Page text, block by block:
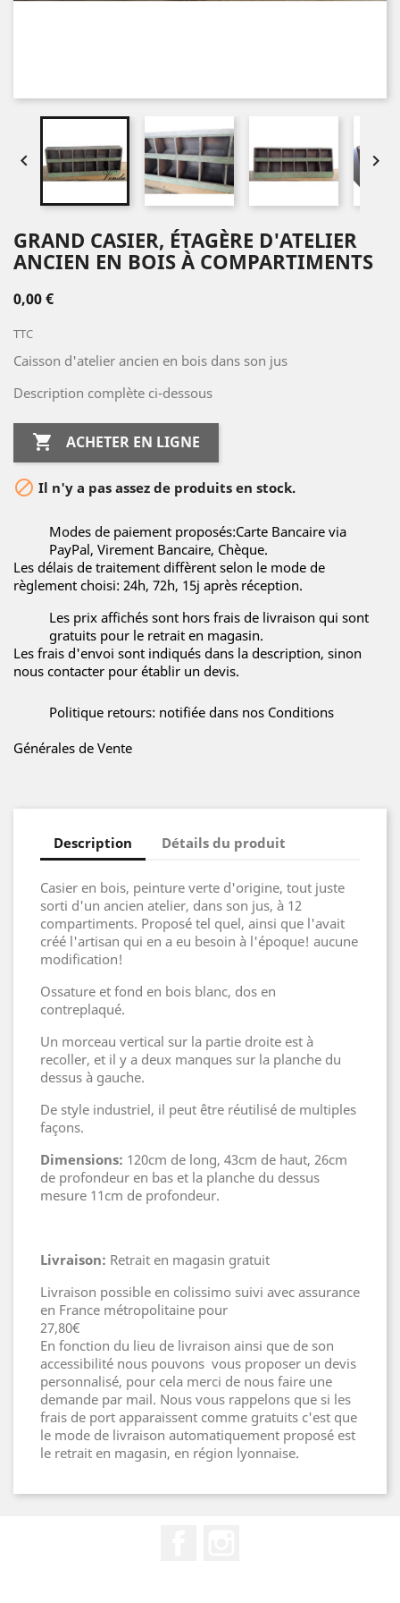
 
GRAND CASIER, ÉTAGÈRE D'ATELIER
ANCIEN EN BOIS À COMPARTIMENTS
0,00 €
TTC
Caisson d'atelier ancien en bois dans son jus
Description complète ci-dessous
 ACHETER EN LIGNE
 Il n'y a pas assez de produits en stock.
Modes de paiement proposés:Carte Bancaire via
PayPal, Virement Bancaire, Chèque.
Les délais de traitement diffèrent selon le mode de
règlement choisi: 24h, 72h, 15j après réception.
Les prix affichés sont hors frais de livraison qui sont
gratuits pour le retrait en magasin.
Les frais d'envoi sont indiqués dans la description, sinon
nous contacter pour établir un devis.
Politique retours: notifiée dans nos Conditions
Générales de Vente
Description Détails du produit
Casier en bois, peinture verte d'origine, tout juste
sorti d'un ancien atelier, dans son jus, à 12
compartiments. Proposé tel quel, ainsi que l'avait
créé l'artisan qui en a eu besoin à l'époque! aucune
modification!
Ossature et fond en bois blanc, dos en
contreplaqué.
Un morceau vertical sur la partie droite est à
recoller, et il y a deux manques sur la planche du
dessus à gauche.
De style industriel, il peut être réutilisé de multiples
façons.
Dimensions: 120cm de long, 43cm de haut, 26cm
de profondeur en bas et la planche du dessus
mesure 11cm de profondeur.
Livraison: Retrait en magasin gratuit
Livraison possible en colissimo suivi avec assurance
en France métropolitaine pour
27,80€
En fonction du lieu de livraison ainsi que de son
accessibilité nous pouvons vous proposer un devis
personnalisé, pour cela merci de nous faire une
demande par mail. Nous vous rappelons que si les
frais de port apparaissent comme gratuits c'est que
le mode de livraison automatiquement proposé est
le retrait en magasin, en région lyonnaise.